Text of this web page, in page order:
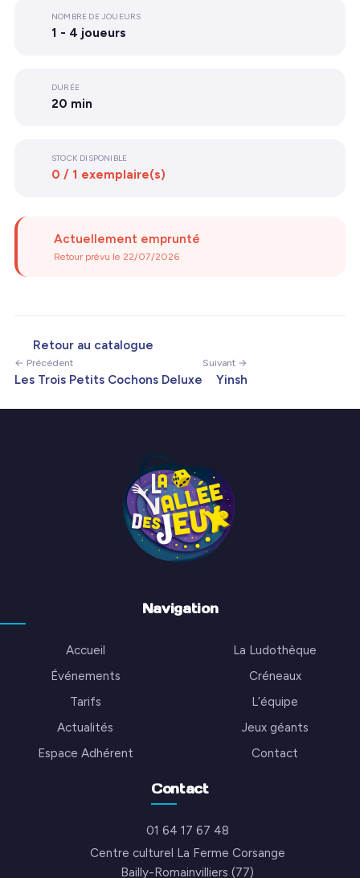
NOMBRE DE JOUEURS
1 - 4 joueurs
DURÉE
20 min
STOCK DISPONIBLE
0 / 1 exemplaire(s)
Actuellement emprunté
Retour prévu le 22/07/2026
Retour au catalogue
← Précédent
Les Trois Petits Cochons Deluxe
Suivant →
Yinsh
Navigation
Accueil
La Ludothèque
Événements
Créneaux
Tarifs
L’équipe
Actualités
Jeux géants
Espace Adhérent
Contact
Contact
01 64 17 67 48
Centre culturel La Ferme Corsange
Bailly-Romainvilliers (77)